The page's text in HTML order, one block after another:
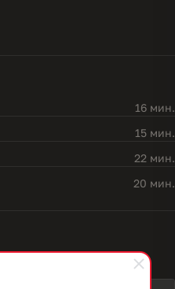
16 мин.
15 мин.
22 мин.
20 мин.